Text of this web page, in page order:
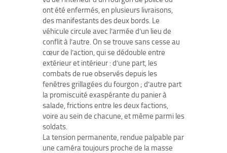
ont été enfermés, en plusieurs livraisons,
des manifestants des deux bords. Le
véhicule circule avec l’armée d’un lieu de
conflit à l’autre. On se trouve sans cesse au
cœur de l’action, qui se dédouble entre
extérieur et intérieur : d’une part, les
combats de rue observés depuis les
fenêtres grillagées du fourgon ; d’autre part
la promiscuité exaspérante du panier à
salade, frictions entre les deux factions,
voire au sein de chacune, et même parmi les
soldats.
La tension permanente, rendue palpable par
une caméra toujours proche de la masse